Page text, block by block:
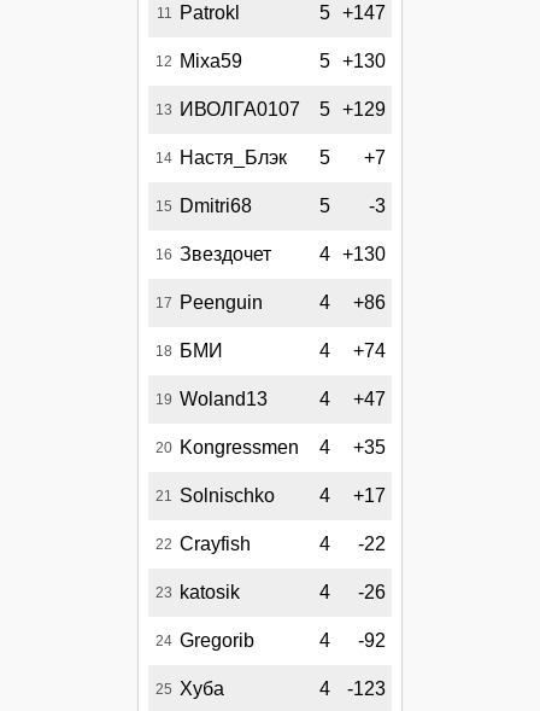
11 Patrokl 5 +147
12 Mixa59 5 +130
13 ИВОЛГА0107 5 +129
14 Настя_Блэк 5 +7
15 Dmitri68 5 -3
16 Звездочет 4 +130
17 Peenguin 4 +86
18 БМИ 4 +74
19 Woland13 4 +47
20 Kongressmen 4 +35
21 Solnischko 4 +17
22 Crayfish 4 -22
23 katosik 4 -26
24 Gregorib 4 -92
25 Хуба 4 -123